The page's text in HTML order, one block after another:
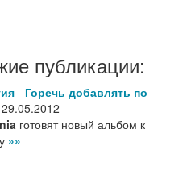
публикации:
- Горечь добавлять по
29.05.2012
готовят новый альбом к
»»